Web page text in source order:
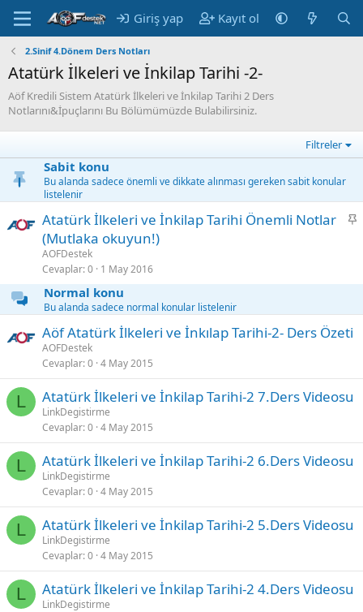
Giriş yap Kayıt ol
2.Sinif 4.Dönem Ders Notları
Atatürk İlkeleri ve İnkilap Tarihi -2-
Aöf Kredili Sistem Atatürk İlkeleri ve İnkilap Tarihi 2 Ders
Notlarını&İpuçlarını Bu Bölümümüzde Bulabilirsiniz.
Filtreler
Sabit konu
Bu alanda sadece önemli ve dikkate alınması gereken sabit konular
listelenir
S
Atatürk İlkeleri ve İnkilap Tarihi Önemli Notlar
(Mutlaka okuyun!)
AOFDestek
Cevaplar 0 1 May 2016
Normal konu
Bu alanda sadece normal konular listelenir
Aöf Atatürk İlkeleri ve İnkılap Tarihi-2- Ders Özeti
AOFDestek
Cevaplar 0 4 May 2015
L Atatürk İlkeleri ve İnkilap Tarihi-2 7.Ders Videosu
LinkDegistirme
Cevaplar 0 4 May 2015
L Atatürk İlkeleri ve İnkilap Tarihi-2 6.Ders Videosu
LinkDegistirme
Cevaplar 0 4 May 2015
L Atatürk İlkeleri ve İnkilap Tarihi-2 5.Ders Videosu
LinkDegistirme
Cevaplar 0 4 May 2015
L Atatürk İlkeleri ve İnkilap Tarihi-2 4.Ders Videosu
LinkDegistirme